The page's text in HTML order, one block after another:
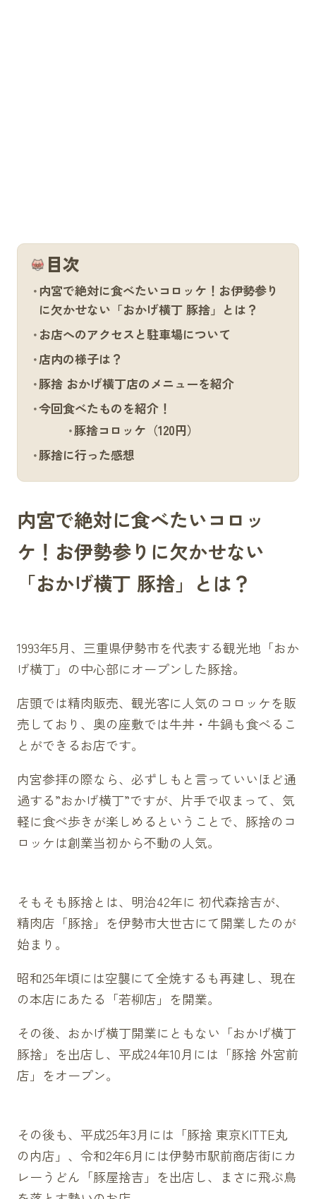
目次
内宮で絶対に食べたいコロッケ！お伊勢参り
に欠かせない「おかげ横丁 豚捨」とは？
お店へのアクセスと駐車場について
店内の様子は？
豚捨 おかげ横丁店のメニューを紹介
今回食べたものを紹介！
豚捨コロッケ（120円）
豚捨に行った感想
内宮で絶対に食べたいコロッ
ケ！お伊勢参りに欠かせない
「おかげ横丁 豚捨」とは？
1993年5月、三重県伊勢市を代表する観光地「おか
げ横丁」の中心部にオープンした豚捨。
店頭では精肉販売、観光客に人気のコロッケを販
売しており、奥の座敷では牛丼・牛鍋も食べるこ
とができるお店です。
内宮参拝の際なら、必ずしもと言っていいほど通
過する”おかげ横丁”ですが、片手で収まって、気
軽に食べ歩きが楽しめるということで、豚捨のコ
ロッケは創業当初から不動の人気。
そもそも豚捨とは、明治42年に 初代森捨吉が、
精肉店「豚捨」を伊勢市大世古にて開業したのが
始まり。
昭和25年頃には空襲にて全焼するも再建し、現在
の本店にあたる「若柳店」を開業。
その後、おかげ横丁開業にともない「おかげ横丁
豚捨」を出店し、平成24年10月には「豚捨 外宮前
店」をオープン。
その後も、平成25年3月には「豚捨 東京KITTE丸
の内店」、令和2年6月には伊勢市駅前商店街にカ
レーうどん「豚屋捨吉」を出店し、まさに飛ぶ鳥